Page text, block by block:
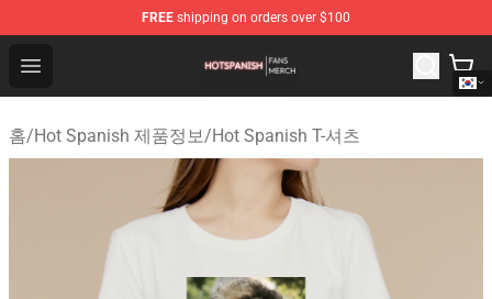
FREE shipping on orders over $100
Open menu
Hot Spanish Shop - Official Hot Spanish Merchandise
홈/Hot Spanish 제품정보/Hot Spanish T-셔츠